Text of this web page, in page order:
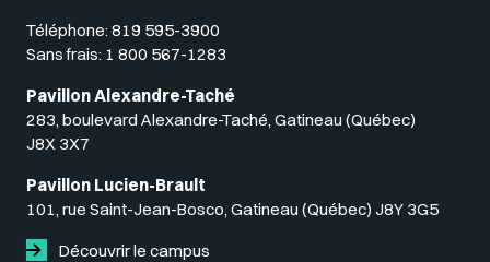
Téléphone: 819 595-3900
Sans frais: 1 800 567-1283
Pavillon Alexandre-Taché
283, boulevard Alexandre-Taché, Gatineau (Québec)
J8X 3X7
Pavillon Lucien-Brault
101, rue Saint-Jean-Bosco, Gatineau (Québec) J8Y 3G5
Découvrir le campus